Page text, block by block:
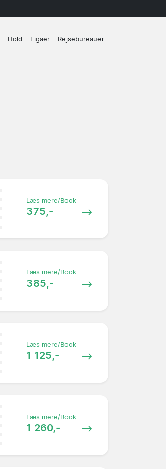
Hold Ligaer Rejsebureauer
Læs mere/Book
375,-
Læs mere/Book
385,-
Læs mere/Book
1 125,-
Læs mere/Book
1 260,-